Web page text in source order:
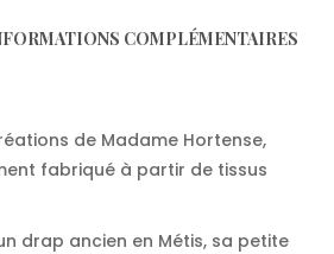
COMPLÉMENTAIRES
de Madame Hortense,
fabriqué à partir de tissus
drap ancien en Métis, sa petite